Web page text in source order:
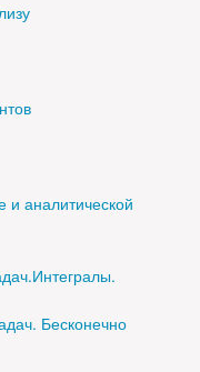
и аналитической
Бесконечно